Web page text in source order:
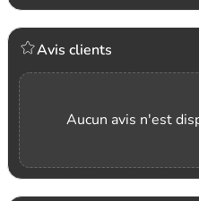
Avis clients
Aucun avis n'est